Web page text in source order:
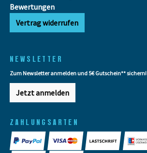
Bewertungen
Vertrag widerrufen
NEWSLETTER
Zum Newsletter anmelden und 5€ Gutschein** sichern!
Jetzt anmelden
ZAHLUNGSARTEN